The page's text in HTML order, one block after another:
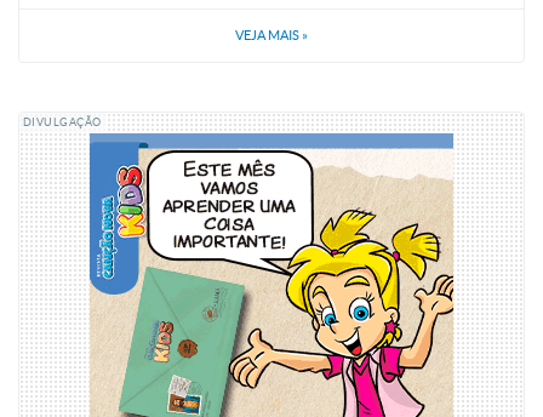
VEJA MAIS »
DIVULGAÇÃO